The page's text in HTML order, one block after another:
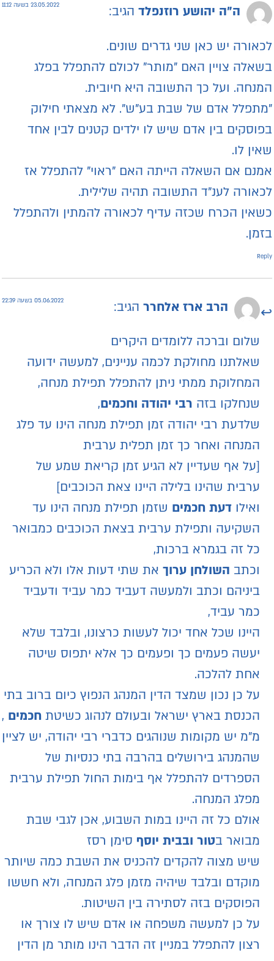
ה"ה יהושע רוזנפלד הגיב: 23.05.2022 בשעה 11:12
יש כאן שני גדרים שונים.
צויין האם ”מותר” לכולם להתפלל בפלג
ועל כך התשובה היא חיובית.
אדם של שבת בע”ש”. לא מצאתי חילוק
בין אדם שיש לו ילדים קטנים לבין אחד
לו.
אם השאלה הייתה האם ”ראוי” להתפלל אז
לענ”ד התשובה תהיה שלילית.
הכרח שכזה עדיף לכאורה להמתין ולהתפלל
הרב ארז אלחרר הגיב: 05.06.2022 בשעה 22:39
שלום וברכה ללומדים היקרים
שאלתנו מחולקת לכמה עניינים, למעשה ידועה
המחלוקת ממתי ניתן להתפלל תפילת מנחה,
שנחלקו בזה רבי יהודה וחכמים,
שלדעת רבי יהודה זמן תפילת מנחה הינו עד פלג
המנחה ואחר כך זמן תפלית ערבית
[על אף שעדיין לא הגיע זמן קריאת שמע של
ערבית שהינו בלילה היינו צאת הכוכבים]
ואילו דעת חכמיםשזמן תפילת מנחה הינו עד
השקיעה ותפילת ערבית בצאת הכוכבים כמבואר
כל זה בגמרא ברכות,
וכתב השולחן ערוךאת שתי דעות אלו ולא הכריע
ביניהם וכתב ולמעשה דעביד כמר עביד ודעביד
כמר עביד,
היינו שכל אחד יכול לעשות כרצונו, ובלבד שלא
יעשה פעמים כך ופעמים כך אלא יתפוס שיטה
אחת להלכה.
על כן נכון שמצד הדין המנהג הנפוץ כיום ברוב בתי
הכנסת בארץ ישראל ובעולם לנהוג כשיטת חכמים
מ"מ יש מקומות שנוהגים כדברי רבי יהודה, יש לציין
שהמנהג בירושלים בהרבה בתי כנסיות של
הספרדים להתפלל אף בימות החול תפילת ערבית
מפלג המנחה.
אולם כל זה היינו במות השבוע, אכן לגבי שבת
מבואר בטור ובבית יוסףסימן רסז
שיש מצוה להקדים להכניס את השבת כמה שיותר
מוקדם ובלבד שיהיה מזמן פלג המנחה, ולא חששו
הפוסקים בזה לסתירה בין השיטות.
על כן למעשה משפחה או אדם שיש לו צורך או
רצון להתפלל במניין זה הדבר הינו מותר מן הדין